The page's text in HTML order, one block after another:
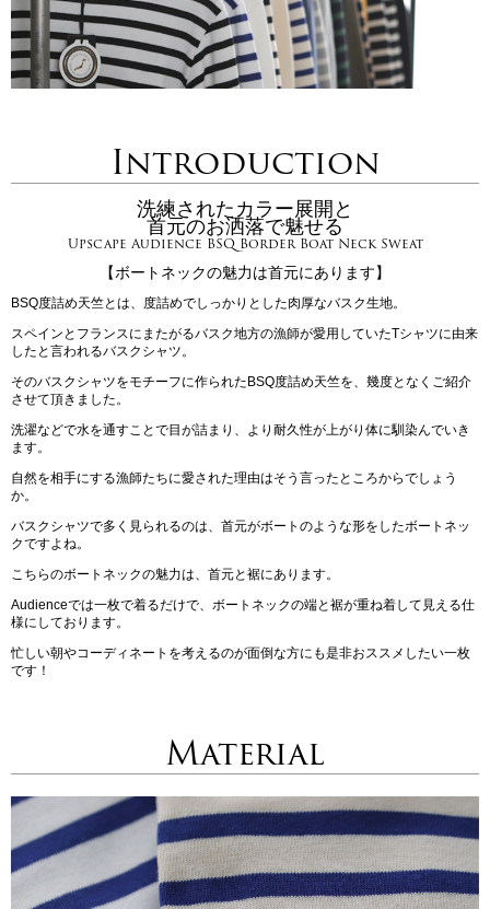
Introduction
洗練されたカラー展開と
首元のお洒落で魅せる
Upscape Audience BSQ Border Boat Neck Sweat
【ボートネックの魅力は首元にあります】
BSQ度詰め天竺とは、度詰めでしっかりとした肉厚なバスク生地。
スペインとフランスにまたがるバスク地方の漁師が愛用していたTシャツに由来
したと言われるバスクシャツ。
そのバスクシャツをモチーフに作られたBSQ度詰め天竺を、幾度となくご紹介
させて頂きました。
洗濯などで水を通すことで目が詰まり、より耐久性が上がり体に馴染んでいき
ます。
自然を相手にする漁師たちに愛された理由はそう言ったところからでしょう
か。
バスクシャツで多く見られるのは、首元がボートのような形をしたボートネッ
クですよね。
こちらのボートネックの魅力は、首元と裾にあります。
Audienceでは一枚で着るだけで、ボートネックの端と裾が重ね着して見える仕
様にしております。
忙しい朝やコーディネートを考えるのが面倒な方にも是非おススメしたい一枚
です！
Material